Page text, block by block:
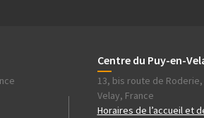
Centre du Puy-en-
13, bis route de Roderie,
Velay, France
Horaires de l’accueil et